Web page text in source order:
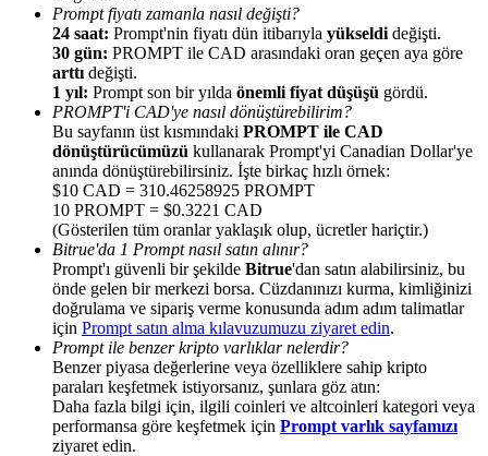
Yönlendirme
Arkadaşını davet et, nakit ödüller kazan
BTC Welcome Rewards
BTC Welcome Rewards
Deposit & Trade BTC to Share 25000 USDT prize pool!
Prompt fiyatı zamanla nasıl değişti?
24 saat: Prompt'nin fiyatı dün itibarıyla yükseldi değişti.
30 gün: PROMPT ile CAD arasındaki oran geçen aya göre
arttı değişti.
1 yıl: Prompt son bir yılda önemli fiyat düşüşü gördü.
PROMPT'i CAD'ye nasıl dönüştürebilirim?
Bu sayfanın üst kısmındaki PROMPT ile CAD
dönüştürücümüzü kullanarak Prompt'yi Canadian Dollar'ye
anında dönüştürebilirsiniz. İşte birkaç hızlı örnek:
$10 CAD = 310.46258925 PROMPT
10 PROMPT = $0.3221 CAD
(Gösterilen tüm oranlar yaklaşık olup, ücretler hariçtir.)
Bitrue'da 1 Prompt nasıl satın alınır?
Prompt'ı güvenli bir şekilde Bitrue'dan satın alabilirsiniz, bu
önde gelen bir merkezi borsa. Cüzdanınızı kurma, kimliğinizi
doğrulama ve sipariş verme konusunda adım adım talimatlar
için Prompt satın alma kılavuzumuzu ziyaret edin.
Prompt ile benzer kripto varlıklar nelerdir?
Benzer piyasa değerlerine veya özelliklere sahip kripto
paraları keşfetmek istiyorsanız, şunlara göz atın:
Daha fazla bilgi için, ilgili coinleri ve altcoinleri kategori veya
performansa göre keşfetmek için Prompt varlık sayfamızı
ziyaret edin.